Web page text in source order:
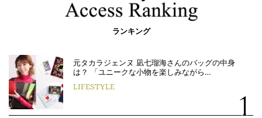
ランキング
元タカラジェンヌ 凪七瑠海さんのバッグの中身
は？ 「ユニークな小物を楽しみながら…
LIFESTYLE